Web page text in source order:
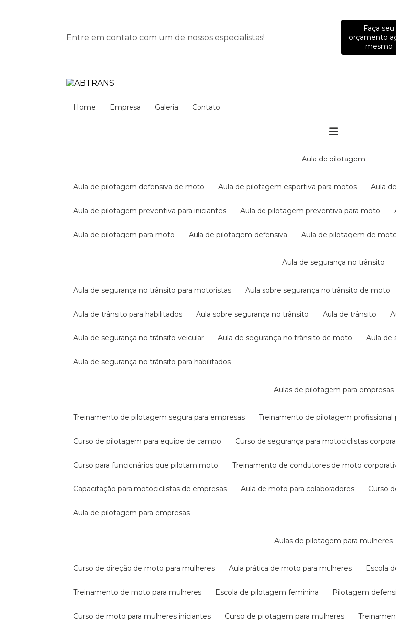
Entre em contato com um de nossos especialistas!
Faça seu
orçamento
mesmo
Home Empresa Galeria Contato
aula de pilotagem
aula de pilotagem defensiva de moto aula de pilotagem esportiva para motos aula
aula de pilotagem preventiva para iniciantes aula de pilotagem preventiva para moto
aula de pilotagem para moto aula de pilotagem defensiva aula de pilotagem de
aula de segurança no trânsito
aula de segurança no trânsito para motoristas aula sobre segurança no trânsito de moto
aula de trânsito para habilitados aula sobre segurança no trânsito aula de trânsito
aula de segurança no trânsito veicular aula de segurança no trânsito de moto aula
aula de segurança no trânsito para habilitados
aulas de pilotagem para empresas
treinamento de pilotagem segura para empresas treinamento de pilotagem profissional
curso de pilotagem para equipe de campo curso de segurança para motociclistas
curso para funcionários que pilotam moto treinamento de condutores de moto
capacitação para motociclistas de empresas aula de moto para colaboradores curso
aula de pilotagem para empresas
aulas de pilotagem para mulheres
curso de direção de moto para mulheres aula prática de moto para mulheres escola
treinamento de moto para mulheres escola de pilotagem feminina pilotagem
curso de moto para mulheres iniciantes curso de pilotagem para mulheres